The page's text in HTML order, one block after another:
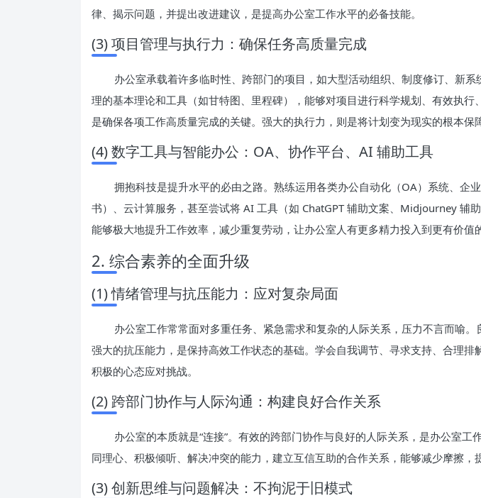
律、揭示问题，并提出改进建议，是提高办公室工作水平的必备技能。
(3) 项目管理与执行力：确保任务高质量完成
办公室承载着许多临时性、跨部门的项目，如大型活动组织、制度修订、新系
理的基本理论和工具（如甘特图、里程碑），能够对项目进行科学规划、有效执行
是确保各项工作高质量完成的关键。强大的执行力，则是将计划变为现实的根本保障
(4) 数字工具与智能办公：OA、协作平台、AI 辅助工具
拥抱科技是提升水平的必由之路。熟练运用各类办公自动化（OA）系统、企
书）、云计算服务，甚至尝试将 AI 工具（如 ChatGPT 辅助文案、Midjourney 辅
能够极大地提升工作效率，减少重复劳动，让办公室人有更多精力投入到更有价值
2. 综合素养的全面升级
(1) 情绪管理与抗压能力：应对复杂局面
办公室工作常常面对多重任务、紧急需求和复杂的人际关系，压力不言而喻。
强大的抗压能力，是保持高效工作状态的基础。学会自我调节、寻求支持、合理排
积极的心态应对挑战。
(2) 跨部门协作与人际沟通：构建良好合作关系
办公室的本质就是“连接”。有效的跨部门协作与良好的人际关系，是办公室工
同理心、积极倾听、解决冲突的能力，建立互信互助的合作关系，能够减少摩擦，
(3) 创新思维与问题解决：不拘泥于旧模式